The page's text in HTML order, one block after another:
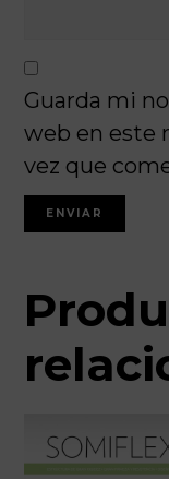
Guarda mi
web en este
vez que